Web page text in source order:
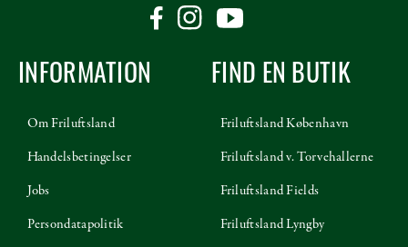
INFORMATION
Om Friluftsland
Handelsbetingelser
Jobs
Persondatapolitik
FIND EN BUTIK
Friluftsland København
Friluftsland v. Torvehallerne
Friluftsland Fields
Friluftsland Lyngby